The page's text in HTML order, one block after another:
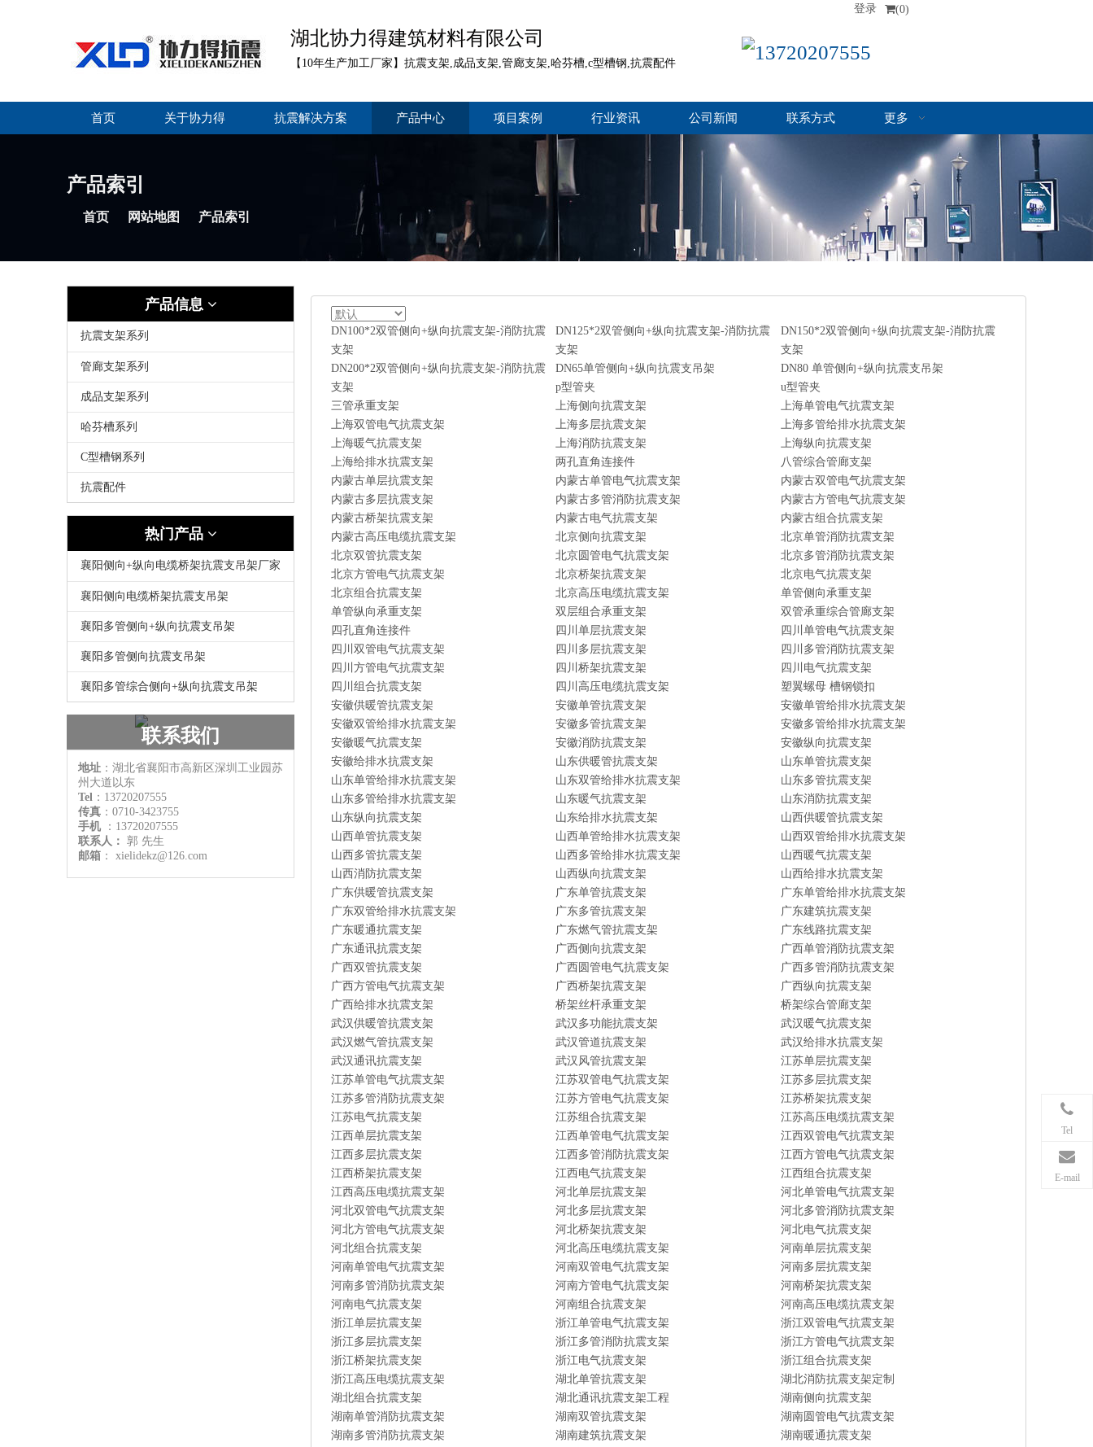
登录 (0)
湖北协力得建筑材料有限公司
【10年生产加工厂家】抗震支架,成品支架,管廊支架,哈芬槽,c型槽钢,抗震配件 13720207555
首页 关于协力得 抗震解决方案 产品中心 项目案例 行业资讯 公司新闻 联系方式 更多
产品索引
首页 网站地图 产品索引
产品信息
抗震支架系列
管廊支架系列
成品支架系列
哈芬槽系列
C型槽钢系列
抗震配件
热门产品
襄阳侧向+纵向电缆桥架抗震支吊架厂家
襄阳侧向电缆桥架抗震支吊架
襄阳多管侧向+纵向抗震支吊架
襄阳多管侧向抗震支吊架
襄阳多管综合侧向+纵向抗震支吊架
联系我们
地址 ：湖北省襄阳市高新区深圳工业园苏
州大道以东
Tel ：13720207555
传真 ：0710-3423755
手机
： 13720207555
联系人： 郭 先生
邮箱 ： xielidekz@126.com
DN100*2双管侧向+纵向抗震支架-消防抗震
支架
DN125*2双管侧向+纵向抗震支架-消防抗震
支架
DN150*2双管侧向+纵向抗震支架-消防抗震
支架
DN200*2双管侧向+纵向抗震支架-消防抗震
支架
DN65单管侧向+纵向抗震支吊架
DN80 单管侧向+纵向抗震支吊架
p型管夹
u型管夹
三管承重支架
上海侧向抗震支架
上海单管电气抗震支架
上海双管电气抗震支架
上海多层抗震支架
上海多管给排水抗震支架
上海暖气抗震支架
上海消防抗震支架
上海纵向抗震支架
上海给排水抗震支架
两孔直角连接件
八管综合管廊支架
内蒙古单层抗震支架
内蒙古单管电气抗震支架
内蒙古双管电气抗震支架
内蒙古多层抗震支架
内蒙古多管消防抗震支架
内蒙古方管电气抗震支架
内蒙古桥架抗震支架
内蒙古电气抗震支架
内蒙古组合抗震支架
内蒙古高压电缆抗震支架
北京侧向抗震支架
北京单管消防抗震支架
北京双管抗震支架
北京圆管电气抗震支架
北京多管消防抗震支架
北京方管电气抗震支架
北京桥架抗震支架
北京电气抗震支架
北京组合抗震支架
北京高压电缆抗震支架
单管侧向承重支架
单管纵向承重支架
双层组合承重支架
双管承重综合管廊支架
四孔直角连接件
四川单层抗震支架
四川单管电气抗震支架
四川双管电气抗震支架
四川多层抗震支架
四川多管消防抗震支架
四川方管电气抗震支架
四川桥架抗震支架
四川电气抗震支架
四川组合抗震支架
四川高压电缆抗震支架
塑翼螺母 槽钢锁扣
安徽供暖管抗震支架
安徽单管抗震支架
安徽单管给排水抗震支架
安徽双管给排水抗震支架
安徽多管抗震支架
安徽多管给排水抗震支架
安徽暖气抗震支架
安徽消防抗震支架
安徽纵向抗震支架
安徽给排水抗震支架
山东供暖管抗震支架
山东单管抗震支架
山东单管给排水抗震支架
山东双管给排水抗震支架
山东多管抗震支架
山东多管给排水抗震支架
山东暖气抗震支架
山东消防抗震支架
山东纵向抗震支架
山东给排水抗震支架
山西供暖管抗震支架
山西单管抗震支架
山西单管给排水抗震支架
山西双管给排水抗震支架
山西多管抗震支架
山西多管给排水抗震支架
山西暖气抗震支架
山西消防抗震支架
山西纵向抗震支架
山西给排水抗震支架
广东供暖管抗震支架
广东单管抗震支架
广东单管给排水抗震支架
广东双管给排水抗震支架
广东多管抗震支架
广东建筑抗震支架
广东暖通抗震支架
广东燃气管抗震支架
广东线路抗震支架
广东通讯抗震支架
广西侧向抗震支架
广西单管消防抗震支架
广西双管抗震支架
广西圆管电气抗震支架
广西多管消防抗震支架
广西方管电气抗震支架
广西桥架抗震支架
广西纵向抗震支架
广西给排水抗震支架
桥架丝杆承重支架
桥架综合管廊支架
武汉供暖管抗震支架
武汉多功能抗震支架
武汉暖气抗震支架
武汉燃气管抗震支架
武汉管道抗震支架
武汉给排水抗震支架
武汉通讯抗震支架
武汉风管抗震支架
江苏单层抗震支架
江苏单管电气抗震支架
江苏双管电气抗震支架
江苏多层抗震支架
江苏多管消防抗震支架
江苏方管电气抗震支架
江苏桥架抗震支架
江苏电气抗震支架
江苏组合抗震支架
江苏高压电缆抗震支架
江西单层抗震支架
江西单管电气抗震支架
江西双管电气抗震支架
江西多层抗震支架
江西多管消防抗震支架
江西方管电气抗震支架
江西桥架抗震支架
江西电气抗震支架
江西组合抗震支架
江西高压电缆抗震支架
河北单层抗震支架
河北单管电气抗震支架
河北双管电气抗震支架
河北多层抗震支架
河北多管消防抗震支架
河北方管电气抗震支架
河北桥架抗震支架
河北电气抗震支架
河北组合抗震支架
河北高压电缆抗震支架
河南单层抗震支架
河南单管电气抗震支架
河南双管电气抗震支架
河南多层抗震支架
河南多管消防抗震支架
河南方管电气抗震支架
河南桥架抗震支架
河南电气抗震支架
河南组合抗震支架
河南高压电缆抗震支架
浙江单层抗震支架
浙江单管电气抗震支架
浙江双管电气抗震支架
浙江多层抗震支架
浙江多管消防抗震支架
浙江方管电气抗震支架
浙江桥架抗震支架
浙江电气抗震支架
浙江组合抗震支架
浙江高压电缆抗震支架
湖北单管抗震支架
湖北消防抗震支架定制
湖北组合抗震支架
湖北通讯抗震支架工程
湖南侧向抗震支架
湖南单管消防抗震支架
湖南双管抗震支架
湖南圆管电气抗震支架
湖南多管消防抗震支架
湖南建筑抗震支架
湖南暖通抗震支架
Tel
E-mail